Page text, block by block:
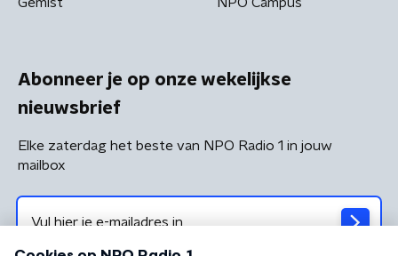
Abonneer je op onze wekelijkse
nieuwsbrief
Elke zaterdag het beste van NPO Radio 1 in jouw
mailbox